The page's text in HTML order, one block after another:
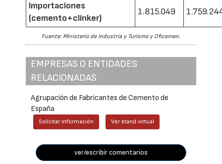
Importaciones
(cemento+clínker)
1.815.049
Fuente: Ministerio de Industria y Turismo y Oficemen.
EMPRESAS O ENTIDADES
RELACIONADAS
Agrupación de Fabricantes de Cemento de
España
Solicitar información Ver stand virtual
ver/escribir comentarios